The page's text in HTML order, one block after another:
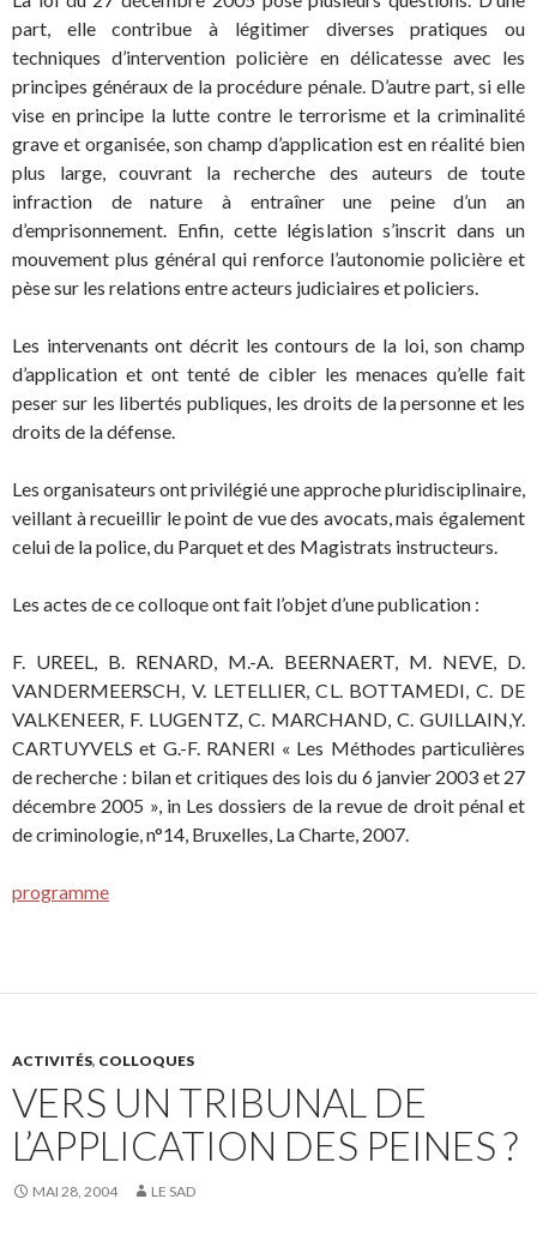
part, elle contribue à légitimer diverses pratiques ou
techniques d’intervention policière en délicatesse avec les
principes généraux de la procédure pénale. D’autre part, si elle
vise en principe la lutte contre le terrorisme et la criminalité
grave et organisée, son champ d’application est en réalité bien
plus large, couvrant la recherche des auteurs de toute
infraction de nature à entraîner une peine d’un an
d’emprisonnement. Enfin, cette législation s’inscrit dans un
mouvement plus général qui renforce l’autonomie policière et
pèse sur les relations entre acteurs judiciaires et policiers.
Les intervenants ont décrit les contours de la loi, son champ
d’application et ont tenté de cibler les menaces qu’elle fait
peser sur les libertés publiques, les droits de la personne et les
droits de la défense.
Les organisateurs ont privilégié une approche pluridisciplinaire,
veillant à recueillir le point de vue des avocats, mais également
celui de la police, du Parquet et des Magistrats instructeurs.
Les actes de ce colloque ont fait l’objet d’une publication :
F. UREEL, B. RENARD, M.-A. BEERNAERT, M. NEVE, D.
VANDERMEERSCH, V. LETELLIER, CL. BOTTAMEDI, C. DE
VALKENEER, F. LUGENTZ, C. MARCHAND, C. GUILLAIN,Y.
CARTUYVELS et G.-F. RANERI « Les Méthodes particulières
de recherche : bilan et critiques des lois du 6 janvier 2003 et 27
décembre 2005 », in Les dossiers de la revue de droit pénal et
de criminologie, n°14, Bruxelles, La Charte, 2007.
programme
ACTIVITÉS, COLLOQUES
VERS UN TRIBUNAL DE
L’APPLICATION DES PEINES ?
MAI 28, 2004 LE SAD